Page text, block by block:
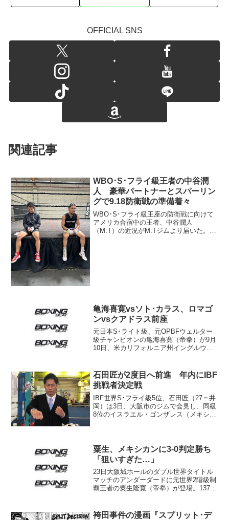
OFFICIAL SNS
関連記事
WBO･S･フライ級王者の中谷潤
人 豪華パートナーとスパーリン
グで9.18防衛戦の準備着々
WBO･S･フライ級王座の防衛戦に向けて
アメリカ合宿中の王者、中谷潤人
（M.T）の近況がM.Tジムより届いた。中
亀海喜寛vsソト･カラス、ロマゴ
ンvsクアドラス前座
元日本S･ライト級、元OPBFウェルター
級チャンピオンの亀海喜寛（帝拳）が9月
10日、米カリフォルニア州イングルウッ
なった。ゴールデンボーイ・プロモーシ
ョンズと帝拳プロ...
石田匠が2度目へ前進 年内にIBF
挑戦者決定戦
IBF世界S･フライ級5位、石田匠（27＝井
岡）は3日、大阪市のジムで会見し、同級
8位のイスラエル・ゴンザレス（メキシ
れていたが...
粟生、メキシカンに3-0判定勝ち
「狙いすぎた…」
23日大阪城ホールのダブル世界タイトル
マッチのアンダーダードに元世界2階級制
覇王者の粟生隆寛（帝拳）が登場。137ポ
た。スコアは96-95、98-94、99-91...
袴田事件の漫画『スプリット･デ